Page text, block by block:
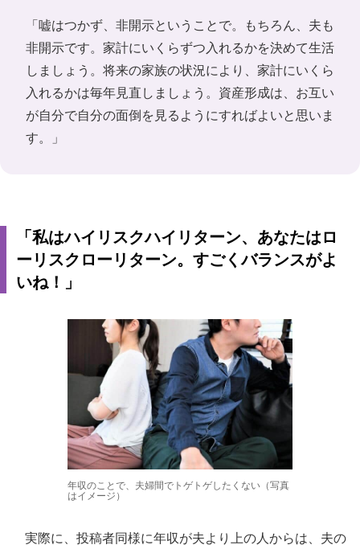
「嘘はつかず、非開示ということで。もちろん、夫も
非開示です。家計にいくらずつ入れるかを決めて生活
しましょう。将来の家族の状況により、家計にいくら
入れるかは毎年見直しましょう。資産形成は、お互い
が自分で自分の面倒を見るようにすればよいと思いま
す。」
「私はハイリスクハイリターン、あなたはロ
ーリスクローリターン。すごくバランスがよ
いね！」
年収のことで、夫婦間でトゲトゲしたくない（写真
はイメージ）
実際に、投稿者同様に年収が夫より上の人からは、夫の